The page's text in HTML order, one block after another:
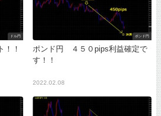
ドル円
！！
ポンド円
ポンド円 ４５０pips利益確定で
す！！
2022.02.08